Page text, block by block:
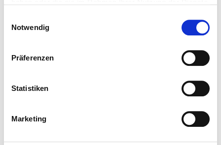
Notwendig
Präferenzen
Statistiken
Marketing